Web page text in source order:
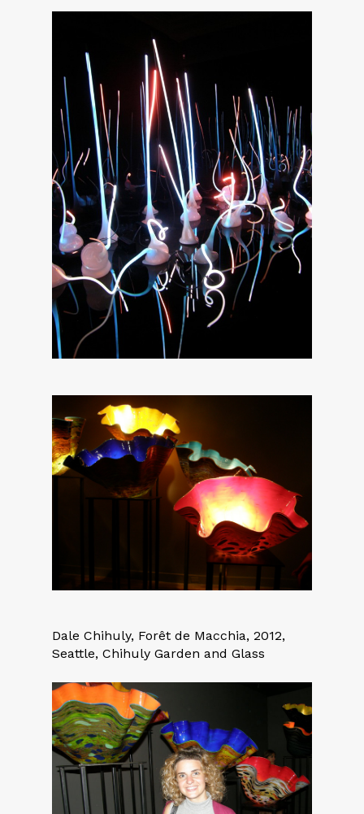
Dale Chihuly, Forêt de Macchia, 2012,
Seattle, Chihuly Garden and Glass